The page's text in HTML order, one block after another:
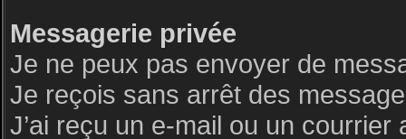
Messagerie privée
Je ne peux pas envoyer de
Je reçois sans arrêt des
J’ai reçu un e-mail ou un courrier